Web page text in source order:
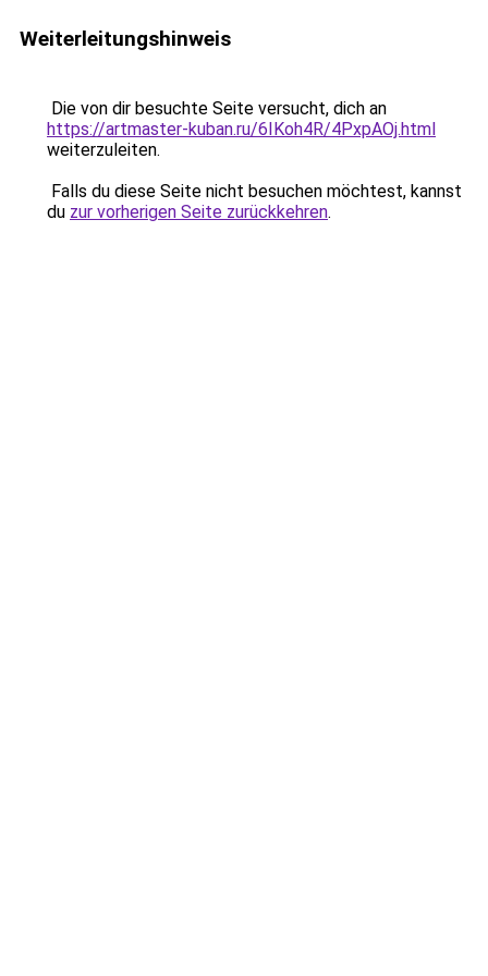
Weiterleitungshinweis
Die von dir besuchte Seite versucht, dich an
https://artmaster-kuban.ru/6IKoh4R/4PxpAOj.html
weiterzuleiten.
Falls du diese Seite nicht besuchen möchtest, kannst
du zur vorherigen Seite zurückkehren.